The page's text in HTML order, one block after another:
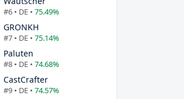
#6 • DE • 75.49%
GRONKH
#7 • DE • 75.14%
Paluten
#8 • DE • 74.68%
CastCrafter
#9 • DE • 74.57%